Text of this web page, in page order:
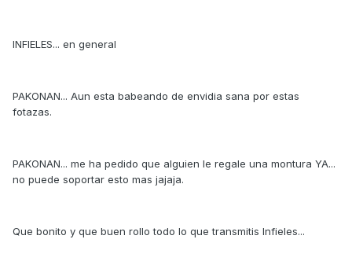
INFIELES... en general
PAKONAN... Aun esta babeando de envidia sana por estas
fotazas.
PAKONAN... me ha pedido que alguien le regale una montura YA...
no puede soportar esto mas jajaja.
Que bonito y que buen rollo todo lo que transmitis Infieles...